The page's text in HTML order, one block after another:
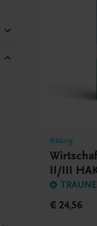
Bildung
II/III
€ 24,56